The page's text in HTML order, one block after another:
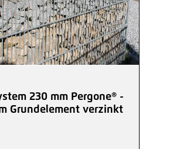
230 mm Pergone® -
Grundelement verzinkt